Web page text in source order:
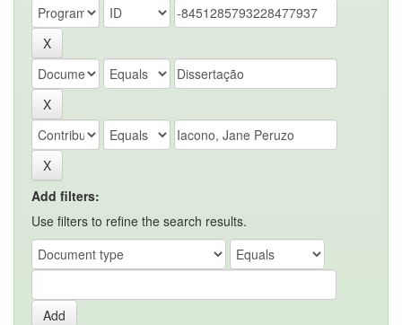
Add filters:
Use filters to refine the search results.